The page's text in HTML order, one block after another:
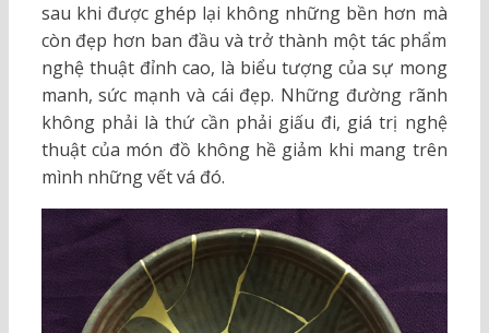
sau khi được ghép lại không những bền hơn mà
còn đẹp hơn ban đầu và trở thành một tác phẩm
nghệ thuật đỉnh cao, là biểu tượng của sự mong
manh, sức mạnh và cái đẹp. Những đường rãnh
không phải là thứ cần phải giấu đi, giá trị nghệ
thuật của món đồ không hề giảm khi mang trên
mình những vết vá đó.